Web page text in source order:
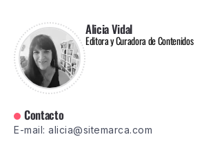
Alicia Vidal
Editora y Curadora de Contenidos
Contacto
E-mail: alicia@sitemarca.com